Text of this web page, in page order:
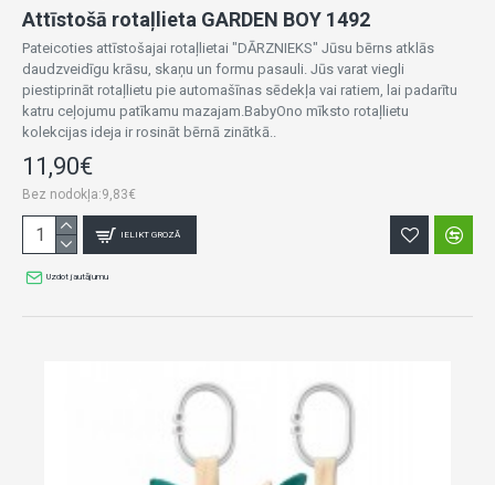
Attīstošā rotaļlieta GARDEN BOY 1492
Pateicoties attīstošajai rotaļlietai "DĀRZNIEKS" Jūsu bērns atklās
daudzveidīgu krāsu, skaņu un formu pasauli. Jūs varat viegli
piestiprināt rotaļlietu pie automašīnas sēdekļa vai ratiem, lai padarītu
katru ceļojumu patīkamu mazajam.BabyOno mīksto rotaļlietu
kolekcijas ideja ir rosināt bērnā zinātkā..
11,90€
Bez nodokļa:9,83€
IELIKT GROZĀ
Uzdot jautājumu